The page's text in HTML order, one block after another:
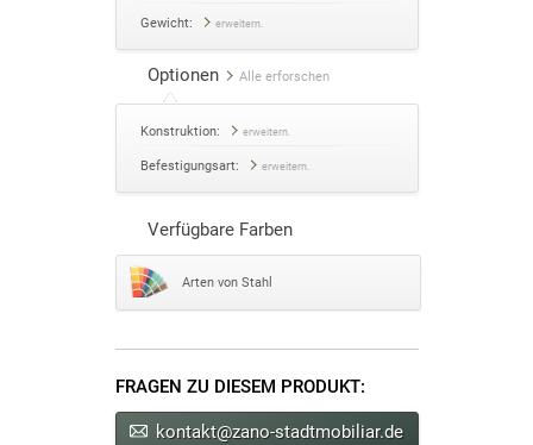
Gewicht: erweitern.
Optionen Alle erforschen
Konstruktion: erweitern.
Befestigungsart: erweitern.
Verfügbare Farben
Arten von Stahl
FRAGEN ZU DIESEM PRODUKT:
kontakt@zano-stadtmobiliar.de